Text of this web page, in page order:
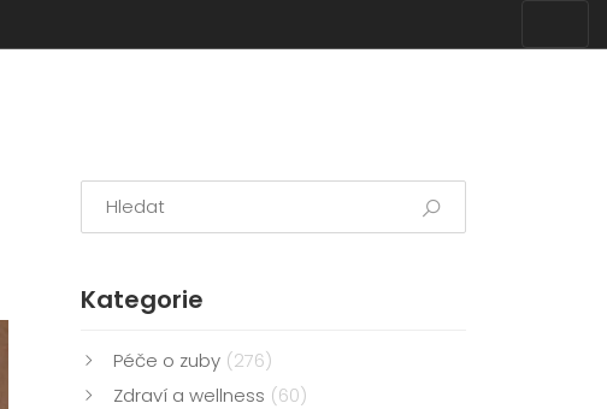
Kategorie
Péče o zuby (276)
Zdraví a wellness (60)